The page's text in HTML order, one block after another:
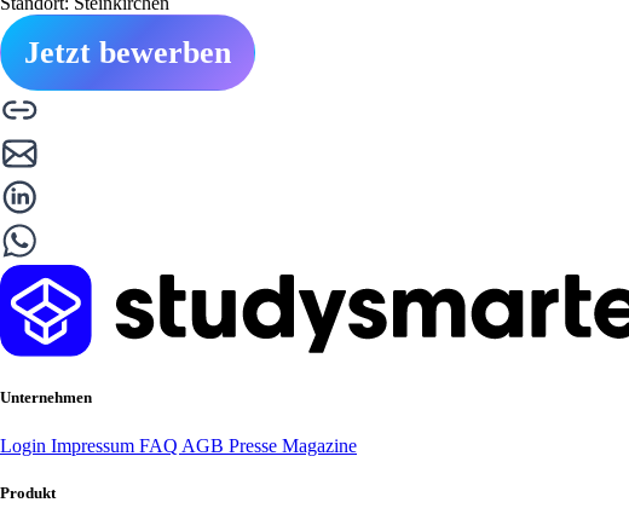
Jetzt bewerben
Unternehmen
Login Impressum FAQ AGB Presse Magazine
Produkt